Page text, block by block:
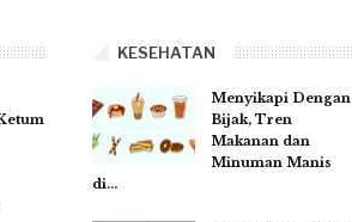
KESEHATAN
Menyikapi Dengan
Bijak, Tren
Makanan dan
Minuman Manis
di…